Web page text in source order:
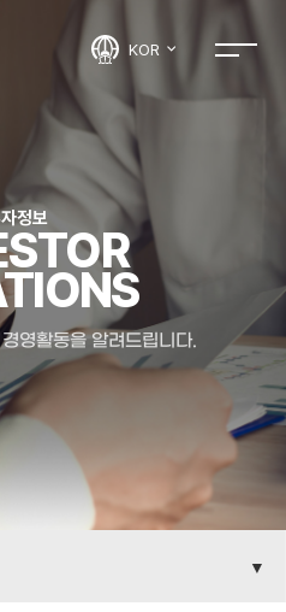
KOR
정보
영활동을 알려드립니다.